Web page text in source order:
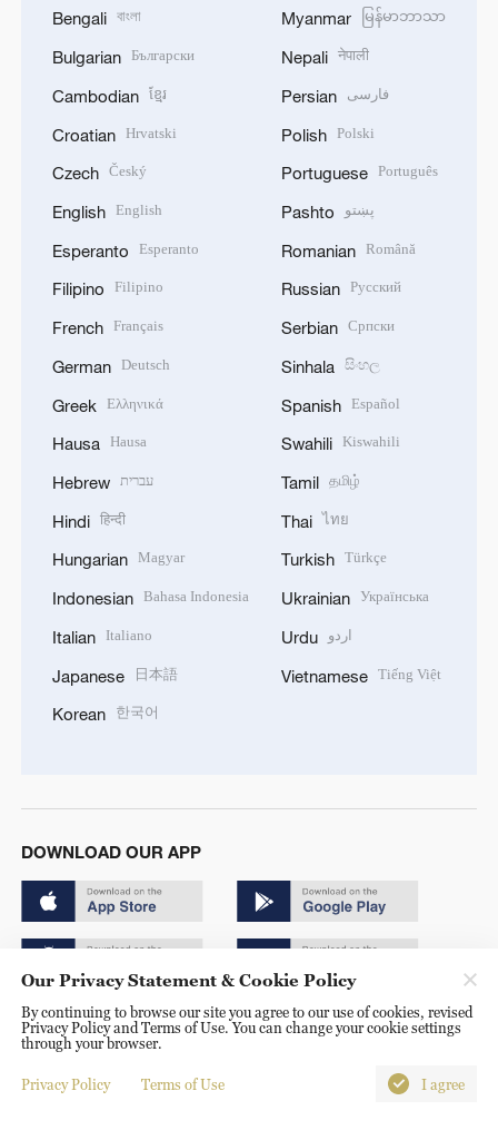
Bengali বাংলা
Bulgarian Български
Cambodian ខ្មែរ
Croatian Hrvatski
Czech Český
English English
Esperanto Esperanto
Filipino Filipino
French Français
German Deutsch
Greek Ελληνικά
Hausa Hausa
Hebrew עברית
Hindi हिन्दी
Hungarian Magyar
Indonesian Bahasa Indonesia
Italian Italiano
Japanese 日本語
Korean 한국어
Myanmar မြန်မာဘာသာ
Nepali नेपाली
Persian فارسی
Polish Polski
Portuguese Português
Pashto پښتو
Romanian Română
Russian Русский
Serbian Српски
Sinhala සිංහල
Spanish Español
Swahili Kiswahili
Tamil தமிழ்
Thai ไทย
Turkish Türkçe
Ukrainian Українська
Urdu اردو
Vietnamese Tiếng Việt
DOWNLOAD OUR APP
Copyright © 2024 CGTN.
京ICP备20000184号
京公网安备 11010502050052号
Our Privacy Statement & Cookie Policy
By continuing to browse our site you agree to our use of cookies, revised
Privacy Policy and Terms of Use. You can change your cookie settings
through your browser.
Privacy Policy Terms of Use I agree